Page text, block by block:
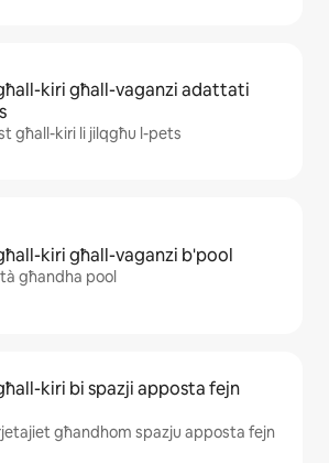
kiri għall-vaganzi adattati
għall-kiri li jilqgħu l-pets
kiri għall-vaganzi b'pool
għandha pool
kiri bi spazji apposta fejn
għandhom spazju apposta fejn